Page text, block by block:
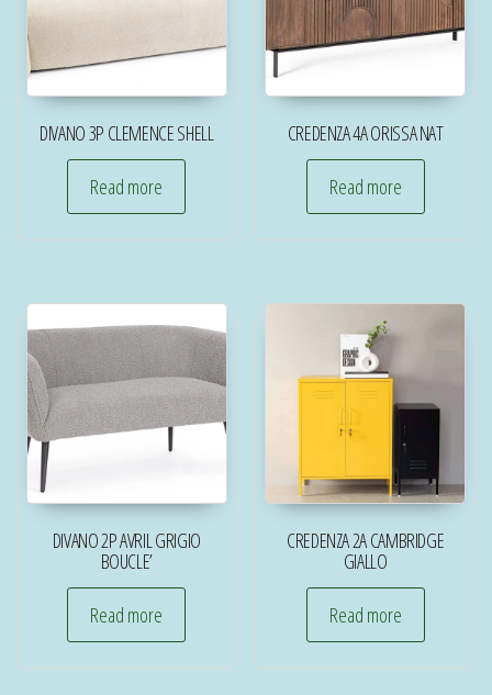
DIVANO 3P CLEMENCE SHELL
Read more
CREDENZA 4A ORISSA NAT
Read more
DIVANO 2P AVRIL GRIGIO
BOUCLE’
Read more
CREDENZA 2A CAMBRIDGE
GIALLO
Read more